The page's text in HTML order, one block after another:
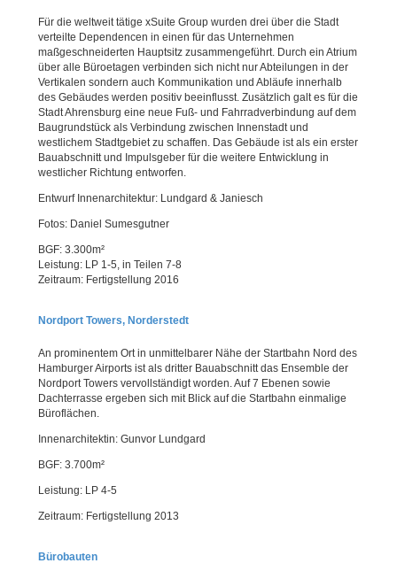
Für die weltweit tätige xSuite Group wurden drei über die Stadt
verteilte Dependencen in einen für das Unternehmen
maßgeschneiderten Hauptsitz zusammengeführt. Durch ein Atrium
über alle Büroetagen verbinden sich nicht nur Abteilungen in der
Vertikalen sondern auch Kommunikation und Abläufe innerhalb
des Gebäudes werden positiv beeinflusst. Zusätzlich galt es für die
Stadt Ahrensburg eine neue Fuß- und Fahrradverbindung auf dem
Baugrundstück als Verbindung zwischen Innenstadt und
westlichem Stadtgebiet zu schaffen. Das Gebäude ist als ein erster
Bauabschnitt und Impulsgeber für die weitere Entwicklung in
westlicher Richtung entworfen.
Entwurf Innenarchitektur: Lundgard & Janiesch
Fotos: Daniel Sumesgutner
BGF: 3.300m²
Leistung: LP 1-5, in Teilen 7-8
Zeitraum: Fertigstellung 2016
Nordport Towers, Norderstedt
An prominentem Ort in unmittelbarer Nähe der Startbahn Nord des
Hamburger Airports ist als dritter Bauabschnitt das Ensemble der
Nordport Towers vervollständigt worden. Auf 7 Ebenen sowie
Dachterrasse ergeben sich mit Blick auf die Startbahn einmalige
Büroflächen.
Innenarchitektin: Gunvor Lundgard
BGF: 3.700m²
Leistung: LP 4-5
Zeitraum: Fertigstellung 2013
Bürobauten